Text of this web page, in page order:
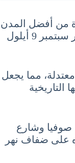
من أفضل المدن
لزيارتها اثناء السياحة في أوكرانيا شهر سبتمبر 9 أيلول
مما يجعل
التاريخية
صوفيا وشارع
على ضفاف نهر